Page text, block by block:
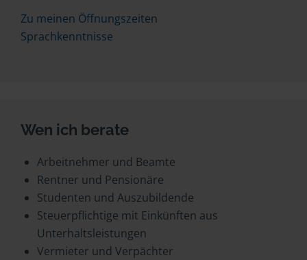
Zu meinen Öffnungszeiten
Sprachkenntnisse
Wen ich berate
Arbeitnehmer und Beamte
Rentner und Pensionäre
Studenten und Auszubildende
Steuerpflichtige mit Einkünften aus
Unterhaltsleistungen
Vermieter und Verpächter